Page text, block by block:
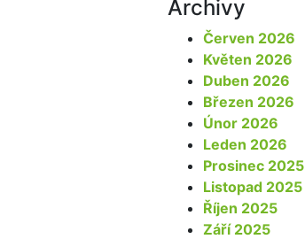
Archivy
Červen 2026
Květen 2026
Duben 2026
Březen 2026
Únor 2026
Leden 2026
Prosinec 2025
Listopad 2025
Říjen 2025
Září 2025